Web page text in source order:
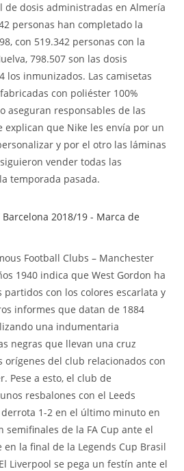
de dosis administradas en Almería
personas han completado la
con 519.342 personas con la
798.507 son las dosis
los inmunizados. Las camisetas
con poliéster 100%
aseguran responsables de las
explican que Nike les envía por un
y por el otro las láminas
vender todas las
temporada pasada.
Football Clubs – Manchester
1940 indica que West Gordon ha
con los colores escarlata y
informes que datan de 1884
una indumentaria
negras que llevan una cruz
orígenes del club relacionados con
Pese a esto, el club de
resbalones con el Leeds
1-2 en el último minuto en
semifinales de la FA Cup ante el
en la final de la Legends Cup Brasil
Liverpool se pega un festín ante el